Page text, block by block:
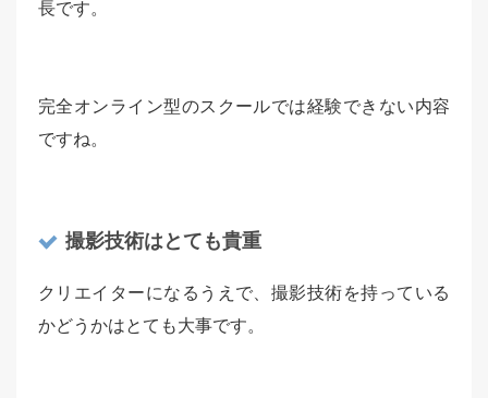
長です。
完全オンライン型のスクールでは経験できない内容
ですね。
撮影技術はとても貴重
クリエイターになるうえで、撮影技術を持っている
かどうかはとても大事です。